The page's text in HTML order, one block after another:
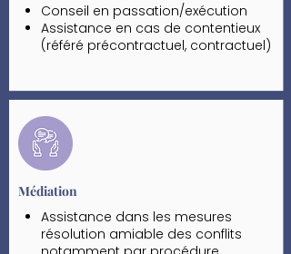
Conseil en passation/exécution
Assistance en cas de contentieux
(référé précontractuel, contractuel)
de l’exécution du marché,
élaboration des DGD …)
Médiation
Assistance dans les mesures
résolution amiable des conflits